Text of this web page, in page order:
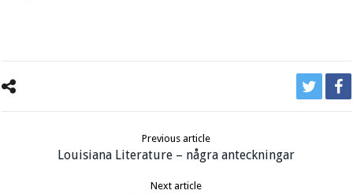
Previous article
Louisiana Literature – några anteckningar
Next article